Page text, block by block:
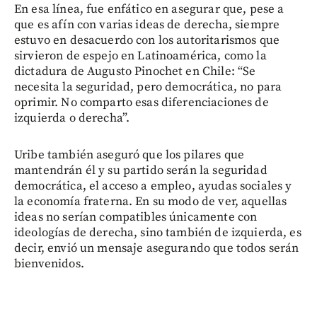
En esa línea, fue enfático en asegurar que, pese a
que es afín con varias ideas de derecha, siempre
estuvo en desacuerdo con los autoritarismos que
sirvieron de espejo en Latinoamérica, como la
dictadura de Augusto Pinochet en Chile: “Se
necesita la seguridad, pero democrática, no para
oprimir. No comparto esas diferenciaciones de
izquierda o derecha”.
Uribe también aseguró que los pilares que
mantendrán él y su partido serán la seguridad
democrática, el acceso a empleo, ayudas sociales y
la economía fraterna. En su modo de ver, aquellas
ideas no serían compatibles únicamente con
ideologías de derecha, sino también de izquierda, es
decir, envió un mensaje asegurando que todos serán
bienvenidos.